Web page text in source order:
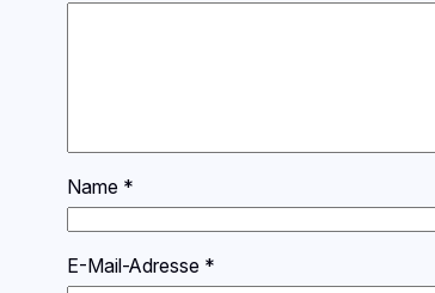
Name *
E-Mail-Adresse *